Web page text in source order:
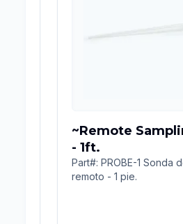
~Remote
- 1ft.
Part#: PROBE-1 Sonda
remoto - 1 pie.